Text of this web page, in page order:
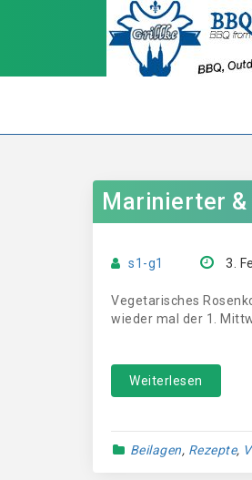
Marinierter &
s1-g1 3.
Vegetarisches
wieder mal der 1.
Weiterlesen
Beilagen, Rezepte,